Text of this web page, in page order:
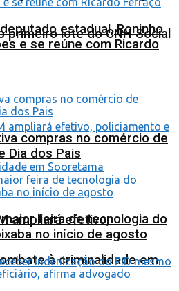
primeiro lote do CNH Social
ampliará efetivo,
à criminalidade em
estadual, Roninho
e se reúne com Ricardo
compras no comércio de
Dia dos Pais
feira de tecnologia do
no início de agosto